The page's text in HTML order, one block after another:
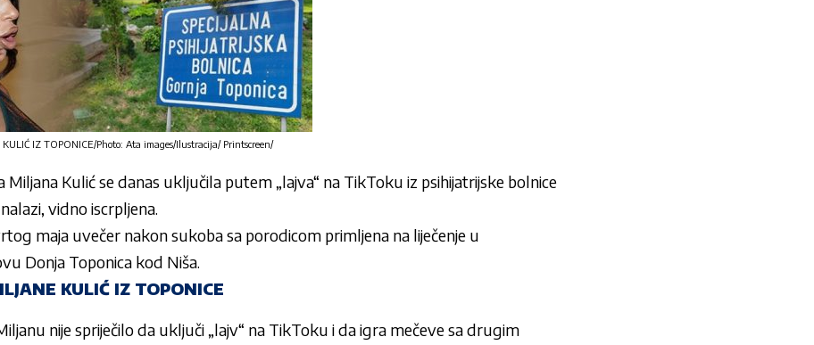
KULIĆ IZ TOPONICE/Photo: Ata images/Ilustracija/ Printscreen/
Miljana Kulićse danas uključila putem „lajva“ na TikToku iz psihijatrijske bolnice
vidno iscrpljena.
maja uvečer nakon sukoba sa porodicom primljena na liječenje u
Donja Toponica kod Niša.
KULIĆ IZ TOPONICE
nije spriječilo da uključi „lajv“ na TikToku i da igra mečeve sa drugim